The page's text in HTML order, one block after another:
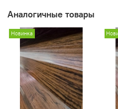
Аналогичные товары
Новинка